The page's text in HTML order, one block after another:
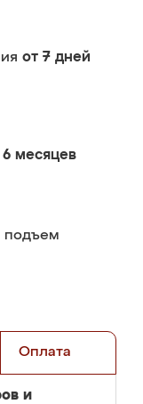
от 7 дней
6 месяцев
подъем
Оплата
и